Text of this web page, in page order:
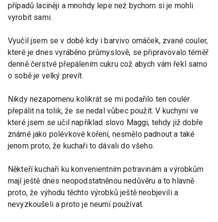
případů laciněji a mnohdy lepe než bychom si je mohli
vyrobit sami.
Vyučil jsem se v době kdy i barvivo omáček, zvané couler,
které je dnes vyráběno průmyslově, se připravovalo téměř
denně čerstvé přepálením cukru což abych vám řekl samo
o sobě je velký prevít.
Nikdy nezapomenu kolikrát se mi podařilo ten coulér
přepálit na tolik, že se nedal vůbec použít. V kuchyni ve
které jsem se učil například slovo Maggi, tehdy již dobře
známé jako polévkové koření, nesmělo padnout a také
jenom proto, že kuchaři to dávali do všeho.
Někteří kuchaři ku konvenientním potravinám a výrobkům
mají ještě dnes neopodstatněnou nedůvěru a to hlavně
proto, že výhodu těchto výrobků ještě neobjevili a
nevyzkoušeli a proto je neumí používat.